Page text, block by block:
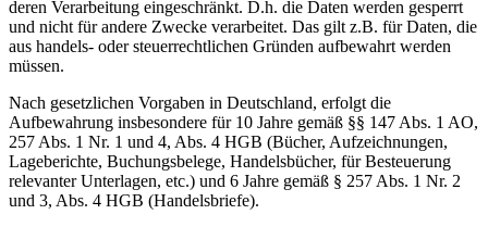
deren Verarbeitung eingeschränkt. D.h. die Daten werden gesperrt
und nicht für andere Zwecke verarbeitet. Das gilt z.B. für Daten, die
aus handels- oder steuerrechtlichen Gründen aufbewahrt werden
müssen.
Nach gesetzlichen Vorgaben in Deutschland, erfolgt die
Aufbewahrung insbesondere für 10 Jahre gemäß §§ 147 Abs. 1 AO,
257 Abs. 1 Nr. 1 und 4, Abs. 4 HGB (Bücher, Aufzeichnungen,
Lageberichte, Buchungsbelege, Handelsbücher, für Besteuerung
relevanter Unterlagen, etc.) und 6 Jahre gemäß § 257 Abs. 1 Nr. 2
und 3, Abs. 4 HGB (Handelsbriefe).